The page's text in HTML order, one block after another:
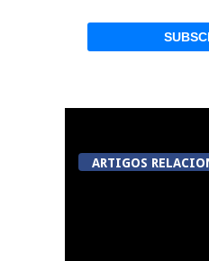
ARTIGOS